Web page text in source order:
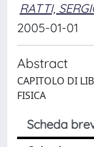
RATTI,
2005-01-01
Abstract
CAPITOLO DI
FISICA
Scheda